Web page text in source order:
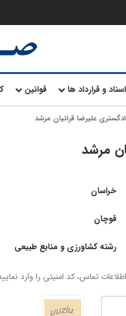
اسناد و قرارداد ها قوانین
علیرضا قرائیان مرشد
مرشد
خراسان
قوچان
رشته کشاورزی و منابع طبیعی
تماس، کد امنیتی را وارد